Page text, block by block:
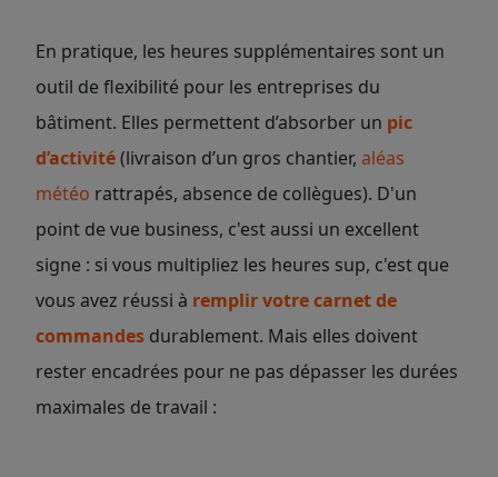
En pratique, les heures supplémentaires sont un
outil de flexibilité pour les entreprises du
bâtiment. Elles permettent d’absorber un pic
d’activité(livraison d’un gros chantier, aléas
météo rattrapés, absence de collègues). D'un
point de vue business, c'est aussi un excellent
signe : si vous multipliez les heures sup, c'est que
vous avez réussi à remplir votre carnet de
commandes durablement. Mais elles doivent
rester encadrées pour ne pas dépasser les durées
maximales de travail :